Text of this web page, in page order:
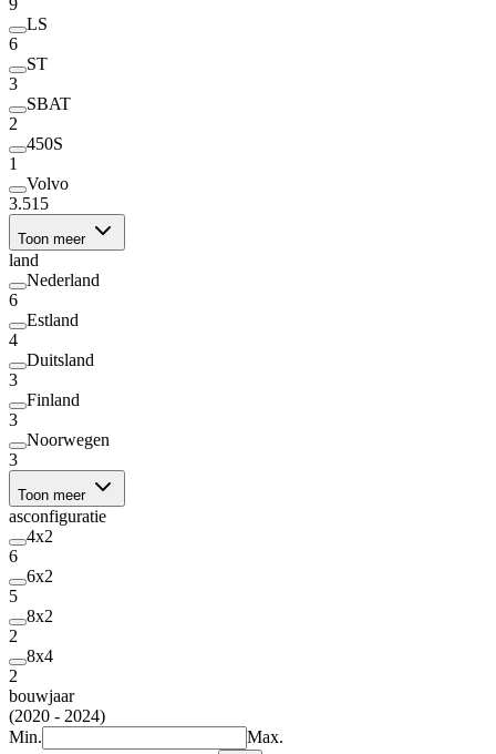
9
LS
6
ST
3
SBAT
2
450S
1
Volvo
3.515
Toon meer
land
Nederland
6
Estland
4
Duitsland
3
Finland
3
Noorwegen
3
Toon meer
asconfiguratie
4x2
6
6x2
5
8x2
2
8x4
2
bouwjaar
(2020 - 2024)
Min.
Max.